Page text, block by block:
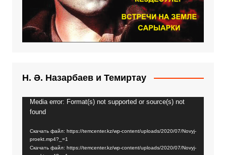
Н. Ә. Назарбаев и Темиртау
Видеоплеер
Media error: Format(s) not supported or source(s) not
found
Скачать файл: https://temcenter.kz/wp-content/uploads/2020/07/Novyj-
proekt.mp4?_=1
Скачать файл: https://temcenter.kz/wp-content/uploads/2020/07/Novyj-